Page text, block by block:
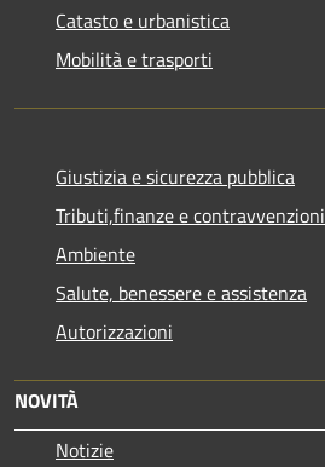
Catasto e urbanistica
Mobilità e trasporti
Giustizia e sicurezza pubblica
Tributi,finanze e contravvenzioni
Ambiente
Salute, benessere e assistenza
Autorizzazioni
NOVITÀ
Notizie